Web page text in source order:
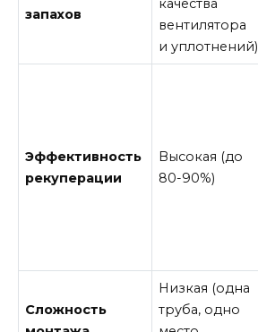
запахов
качества
вентилятора
и уплотнений)
Эффективность
рекуперации
Высокая (до
80-90%)
Сложность
Низкая (одна
труба, одно